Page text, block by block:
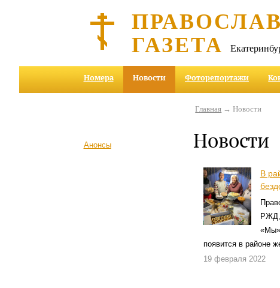
ГАЗЕТА
Номера Новости Фоторепортажи
Анонсы
Главная → Новости
Новости
В
РЖД,
«Мы»
появится в районе
19 февраля 2022